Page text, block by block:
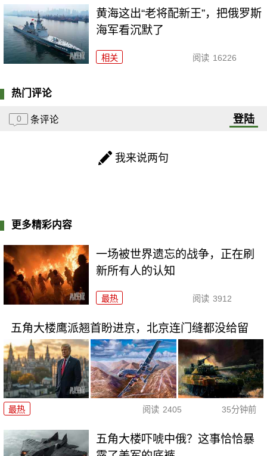
黄海这出“老将配新王”，把俄罗斯
海军看沉默了
相关 阅读 16226
热门评论
0 条评论 登陆
我来说两句
更多精彩内容
一场被世界遗忘的战争，正在刷
新所有人的认知
最热 阅读 3912
五角大楼鹰派翘首盼进京，北京连门缝都没给留
最热 阅读 2405 35分钟前
五角大楼吓唬中俄？这事恰恰暴